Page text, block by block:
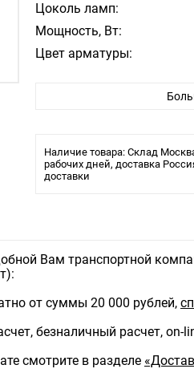
Цоколь ламп:
Мощность, Вт:
Цвет арматуры:
Материал плафона/
Влагозащита:
Тип светильника:
Наличие товара: Склад
рабочих дней, доставка
доставки
Вам транспортной
от суммы 20 000 рублей,
безналичный расчет, on-
смотрите в разделе